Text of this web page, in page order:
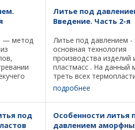
— метод
Литье под
Введение. Часть 2-я
Литье под давлением -
основная технология
производства изделий
пластмасс . На данный
треть всех
материалов
литьевым формованием
половина всего
для переработки
оборудование ...
подробнее
под
Особенности литья
давлением